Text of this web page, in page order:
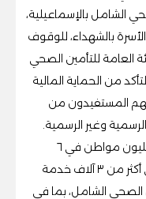
الشامل بالإسماعيلية،
بالشهداء، للوقوف
العامة للتأمين الصحي
من الحماية المالية
المستفيدون من
وغير الرسمية.
أشارت إلى أن المنظومة تخدم نحو ٤,٤ مليون مواطن في ٦
محافظات، من خلال قائمة طبية تُغطي أكثر من ٣ آلاف خدمة
الصحي الشامل، بما في